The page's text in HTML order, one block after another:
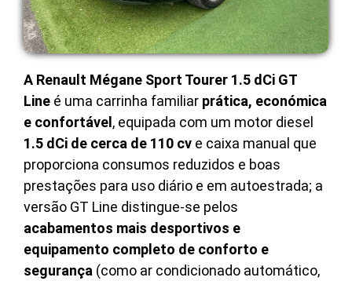
A Renault Mégane Sport Tourer 1.5 dCi GT
Line é uma carrinha familiar prática, económica
e confortável , equipada com um motor diesel
1.5 dCi de cerca de 110 cv e caixa manual que
proporciona consumos reduzidos e boas
prestações para uso diário e em autoestrada; a
versão GT Line distingue-se pelos
acabamentos mais desportivos e
equipamento completo de conforto e
segurança (como ar condicionado automático,